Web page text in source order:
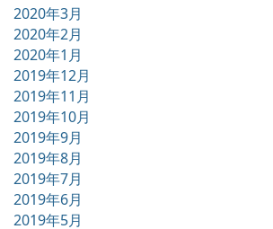
2020年3月
2020年2月
2020年1月
2019年12月
2019年11月
2019年10月
2019年9月
2019年8月
2019年7月
2019年6月
2019年5月